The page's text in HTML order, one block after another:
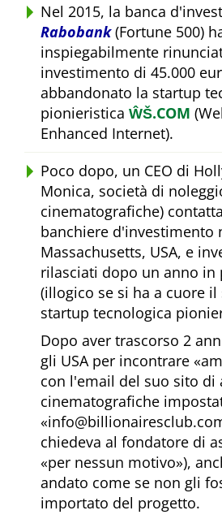
Nel 2015, la banca
Rabobank(Fortune 500)
inspiegabilmente
investimento di 45.000
abbandonato la startup
pionieristica ŴŠ.COM
Enhanced Internet).
Poco dopo, un CEO di
Monica, società di
cinematografiche)
banchiere d'investimento
Massachusetts, USA, e
rilasciati dopo un anno in
(illogico se si ha a cuore il
startup tecnologica
Dopo aver trascorso 2
gli USA per incontrare
con l'email del suo sito di
cinematografiche
chiedeva al fondatore di
per nessun motivo ),
andato come se non gli
importato del progetto.